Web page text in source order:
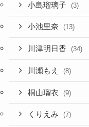
小島瑠璃子 (3)
小池里奈 (13)
川津明日香 (34)
川瀬もえ (8)
桐山瑠衣 (9)
くりえみ (7)